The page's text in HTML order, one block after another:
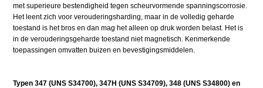
met superieure bestendigheid tegen scheurvormende spanningscorrosie.
Het leent zich voor verouderingsharding, maar in de volledig geharde
toestand is het bros en dan mag het alleen op druk worden belast. Het is
in de verouderingsgeharde toestand niet magnetisch. Kenmerkende
toepassingen omvatten buizen en bevestigingsmiddelen.
Typen 347 (UNS S34700), 347H (UNS S34709), 348 (UNS S34800) en